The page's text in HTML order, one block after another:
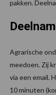
pakken.
Agrarische
meedoen. Zij
via een email.
10 minuten